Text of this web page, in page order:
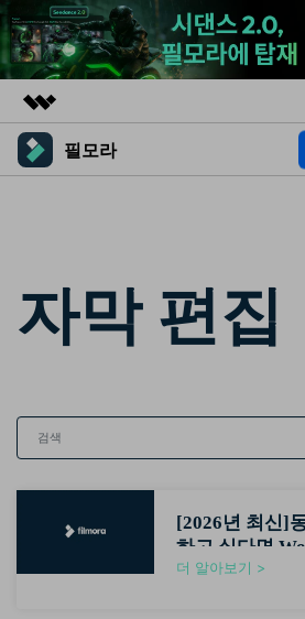
주요 제품
뉴스룸
도움말 센터
필모라
기능
AI 기능 HOT
영상 편집 자료실
필모라 정보
기타 콘텐츠
가격
자막 편집
[2026년 최신]
하고 싶다면
Filmora로 해결!
더 알아보기 >